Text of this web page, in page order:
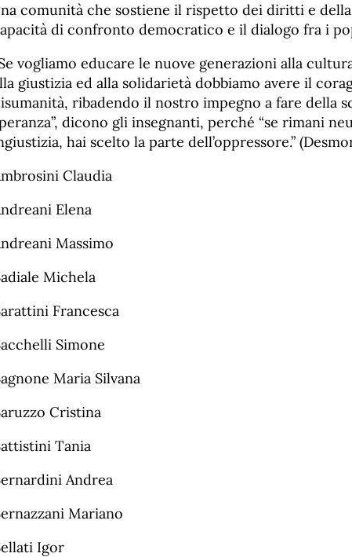
comunità che sostiene il rispetto dei diritti e
di confronto democratico e il dialogo fra i
vogliamo educare le nuove generazioni alla
giustizia ed alla solidarietà dobbiamo avere il
ribadendo il nostro impegno a fare della
dicono gli insegnanti, perché “se rimani
hai scelto la parte dell’oppressore.”
Claudia
Elena
Massimo
Michela
Francesca
Simone
Maria Silvana
Cristina
Tania
Andrea
Mariano
Igor